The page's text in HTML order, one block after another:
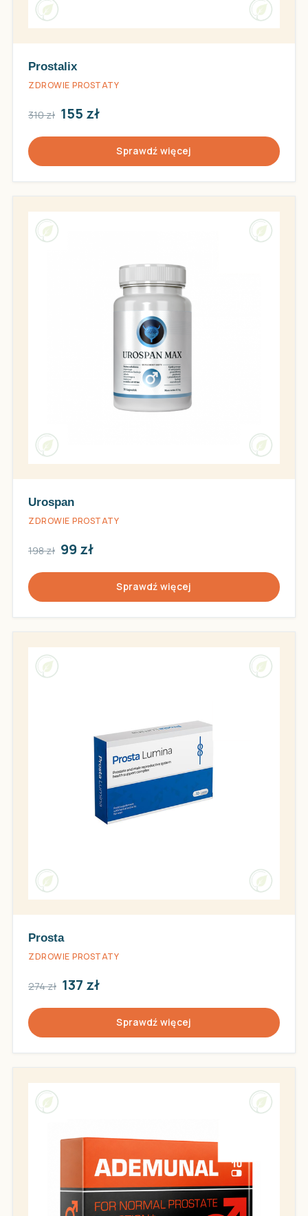
Prostalix
ZDROWIE PROSTATY
310 zł 155 zł
Sprawdź więcej
Urospan
ZDROWIE PROSTATY
198 zł 99 zł
Sprawdź więcej
Prosta
ZDROWIE PROSTATY
274 zł 137 zł
Sprawdź więcej